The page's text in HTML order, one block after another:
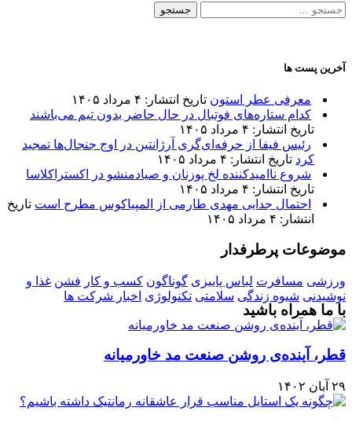
جستجو
آخرین پست ها
معرفی عطر استون تاریخ انتشار: ۴ مرداد ۱۴۰۵
کدام ستاره‌های فوتبال در حال حاضر بدون تیم می‌باشند
تاریخ انتشار: ۴ مرداد ۱۴۰۵
رئیس فیفا از حرفه‌ای‌گری آرژانتین در اوج جنجال‌ها تمجید
کرد تاریخ انتشار: ۴ مرداد ۱۴۰۵
شروع ناامیدکننده لخ پوزنان و صیادمنشو در اکستراکلاسا
تاریخ انتشار: ۴ مرداد ۱۴۰۵
احتمال جدایی مهدی طارمی از المپیاکوس مطرح است تاریخ
انتشار: ۴ مرداد ۱۴۰۵
موضوعات پرطرفدار
ورزشی مسافرت لباس پاییزی گوناگون کسب و کار فشن غذا و
نوشیدنی شیوه زندگی سلامتی تکنولوژی اخبار شرکت ها
با ما همراه باشید
قطر، آینده‌ی روشن صنعت مد خاورمیانه
۲۹ آبان ۱۴۰۲